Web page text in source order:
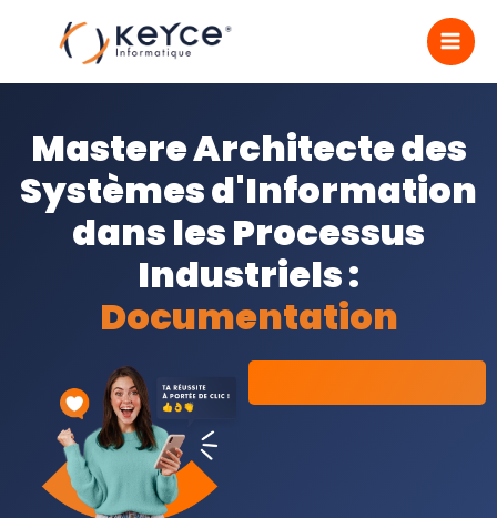
Mastere Architecte des
Systèmes d'Information
dans les Processus
Industriels :
Documentation